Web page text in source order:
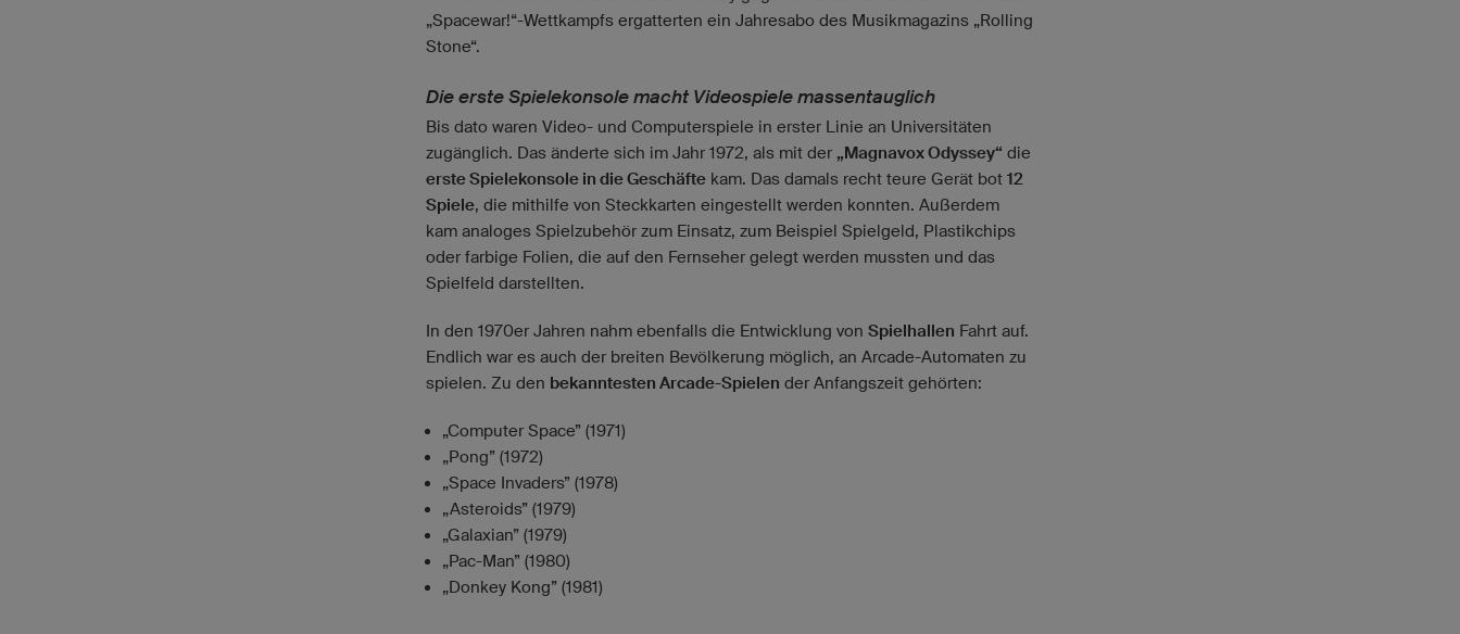
„Spacewar!“-Wettkampfs ergatterten ein Jahresabo des Musikmagazins „Rolling
Stone“.
Die erste Spielekonsole macht Videospiele massentauglich
Bis dato waren Video- und Computerspiele in erster Linie an Universitäten
zugänglich. Das änderte sich im Jahr 1972, als mit der „Magnavox Odyssey“ die
erste Spielekonsole in die Geschäfte kam. Das damals recht teure Gerät bot 12
Spiele, die mithilfe von Steckkarten eingestellt werden konnten. Außerdem
kam analoges Spielzubehör zum Einsatz, zum Beispiel Spielgeld, Plastikchips
oder farbige Folien, die auf den Fernseher gelegt werden mussten und das
Spielfeld darstellten.
In den 1970er Jahren nahm ebenfalls die Entwicklung von Spielhallen Fahrt auf.
Endlich war es auch der breiten Bevölkerung möglich, an Arcade-Automaten zu
spielen. Zu den bekanntesten Arcade-Spielen der Anfangszeit gehörten:
„Computer Space” (1971)
„Pong” (1972)
„Space Invaders” (1978)
„Asteroids” (1979)
„Galaxian” (1979)
„Pac-Man” (1980)
„Donkey Kong” (1981)